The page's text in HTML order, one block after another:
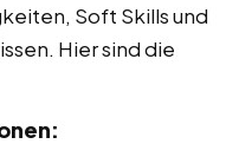
Soft Skills und
Hier sind die